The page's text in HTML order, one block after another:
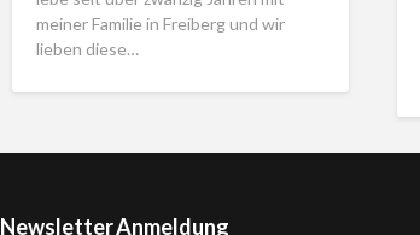
meiner Familie in Freiberg und wir
lieben diese…
Newsletter Anmeldung